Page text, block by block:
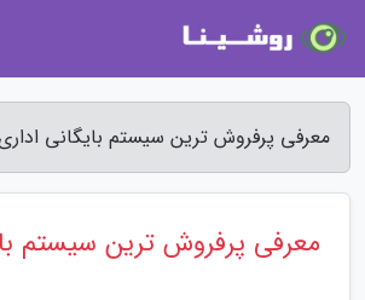
معرفی پرفروش ترین سیستم بایگانی
معرفی پرفروش ترین سیستم